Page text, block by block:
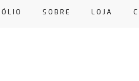
SOBRE LOJA